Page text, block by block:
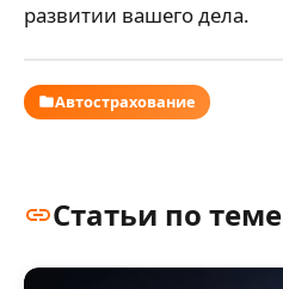
развитии вашего дела.
Автострахование
Статьи по теме